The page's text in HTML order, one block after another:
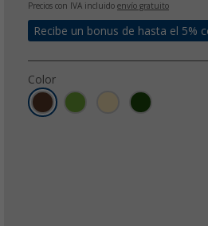
Precios con IVA incluido envío gratuito
Recibe un bonus de hasta el 5%
Color